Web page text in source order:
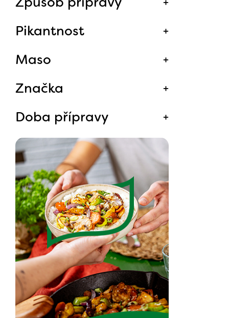
Pikantnost
Maso
Značka
Doba přípravy